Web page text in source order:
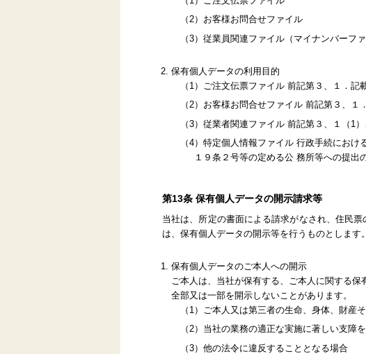
（2）お客様お問合せファイル
（3）従業員関連ファイル（マイナンバーファ
保有個人データの利用目的
（1）ご注文伝票ファイル 前記第３、１．記
（2）お客様お問合せファイル 前記第３、１
（3）従業者関連ファイル 前記第３、１（1
（4）特定個人情報ファイル 行政手続にお
１９条２号等の定める公 務所等への提出
第13条 保有個人データの開示請求等
当社は、所定の書面による請求がなされ、住民
は、保有個人データの開示等を行うものとします。
保有個人データのご本人への開示
ご本人は、当社が保有する、ご本人に関する
全部又は一部を開示しないことがあります。
（1）ご本人又は第三者の生命、身体、財産
（2）当社の業務の適正な実施に著しい支障
（3）他の法令に違反することとなる場合